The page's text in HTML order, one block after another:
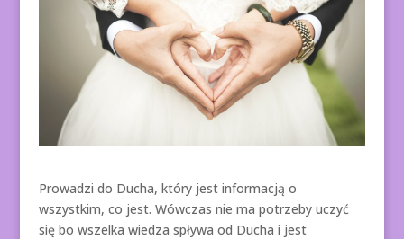
Prowadzi do Ducha, który jest informacją o
wszystkim, co jest. Wówczas nie ma potrzeby uczyć
się bo wszelka wiedza spływa od Ducha i jest